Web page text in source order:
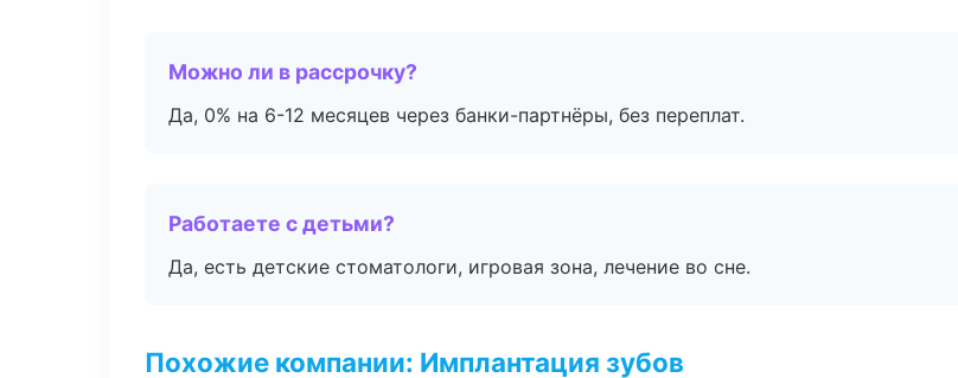
Можно ли в рассрочку?
Да, 0% на 6-12 месяцев через банки-партнёры, без переплат.
Работаете с детьми?
Да, есть детские стоматологи, игровая зона, лечение во сне.
Похожие компании: Имплантация зубов